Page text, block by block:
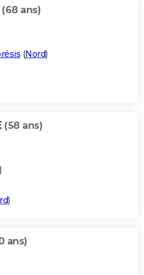
(68 ans)
(Nord)
(58 ans)
)
)
ans)